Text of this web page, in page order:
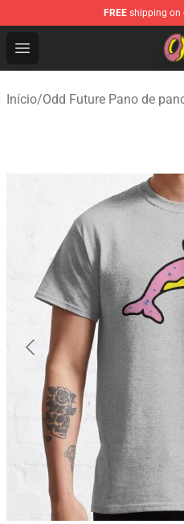
FREE shipping on
Open menu
Odd Future Shop -
Início/Odd Future Pano de